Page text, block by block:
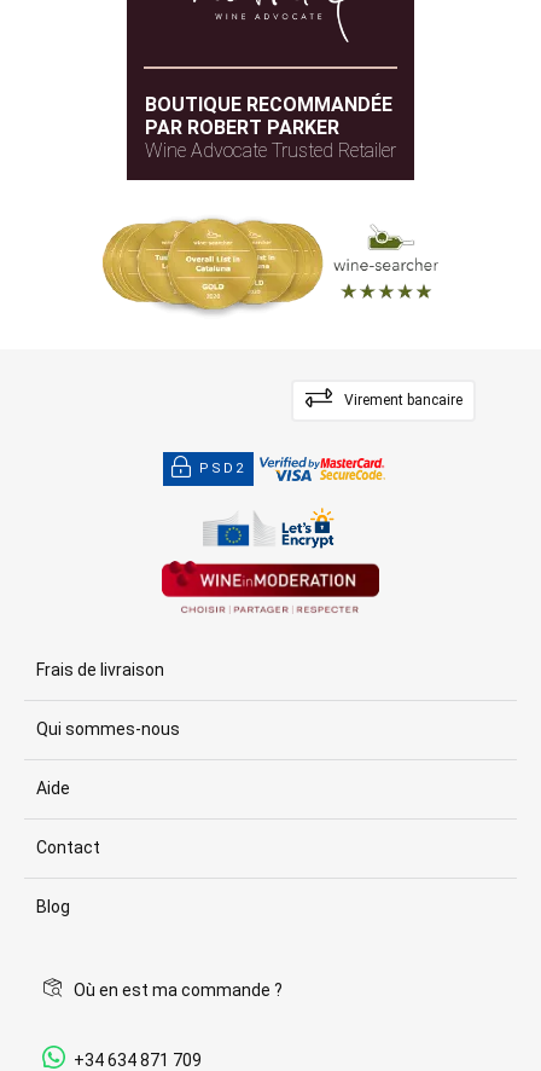
BOUTIQUE RECOMMANDÉE
PAR ROBERT PARKER
Wine Advocate Trusted Retailer
Virement bancaire
PSD2
Frais de livraison
Qui sommes-nous
Aide
Contact
Blog
Où en est ma commande ?
+34 634 871 709